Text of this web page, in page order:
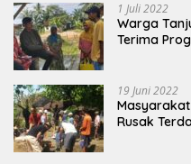
1 Juli 2022
Warga
Terima
19 Juni 2022
Rusak